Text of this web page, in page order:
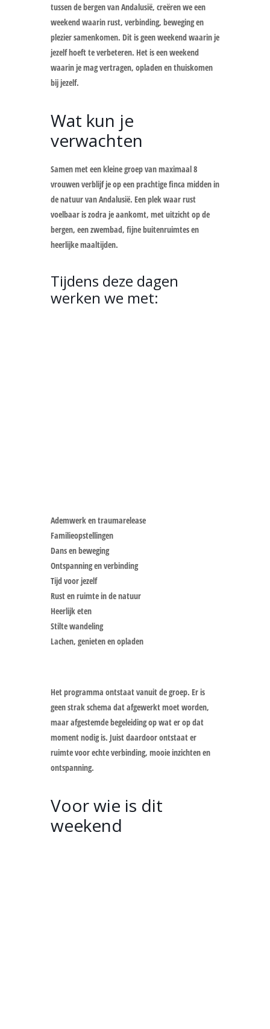
tussen de bergen van Andalusië, creëren we een
weekend waarin rust, verbinding, beweging en
plezier samenkomen. Dit is geen weekend waarin je
jezelf hoeft te verbeteren. Het is een weekend
waarin je mag vertragen, opladen en thuiskomen
bij jezelf.
Wat kun je
verwachten
Samen met een kleine groep van maximaal 8
vrouwen verblijf je op een prachtige finca midden in
de natuur van Andalusië. Een plek waar rust
voelbaar is zodra je aankomt, met uitzicht op de
bergen, een zwembad, fijne buitenruimtes en
heerlijke maaltijden.
Tijdens deze dagen
werken we met:
Ademwerk en traumarelease
Familieopstellingen
Dans en beweging
Ontspanning en verbinding
Tijd voor jezelf
Rust en ruimte in de natuur
Heerlijk eten
Stilte wandeling
Lachen, genieten en opladen
Het programma ontstaat vanuit de groep. Er is
geen strak schema dat afgewerkt moet worden,
maar afgestemde begeleiding op wat er op dat
moment nodig is. Juist daardoor ontstaat er
ruimte voor echte verbinding, mooie inzichten en
ontspanning.
Voor wie is dit
weekend